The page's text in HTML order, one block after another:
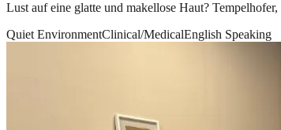
Lust auf eine glatte und makellose Haut?
Quiet EnvironmentClinical/MedicalEnglish Speaking